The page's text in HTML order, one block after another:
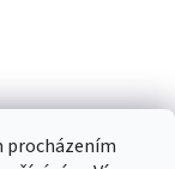
procházením